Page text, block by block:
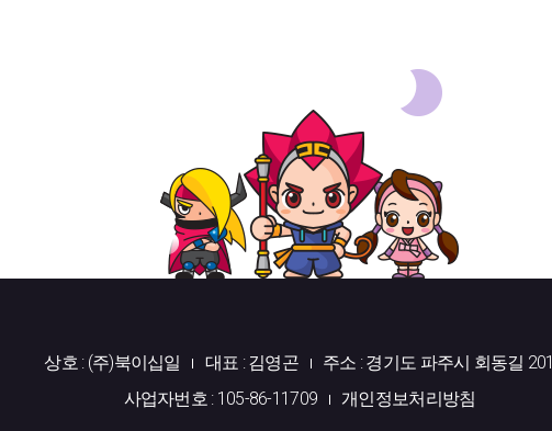
상호 : (주)북이십일 대표 : 김영곤
주소 : 경기도 파주시 회동길 201
사업자번호 : 105-86-11709
개인정보처리방침